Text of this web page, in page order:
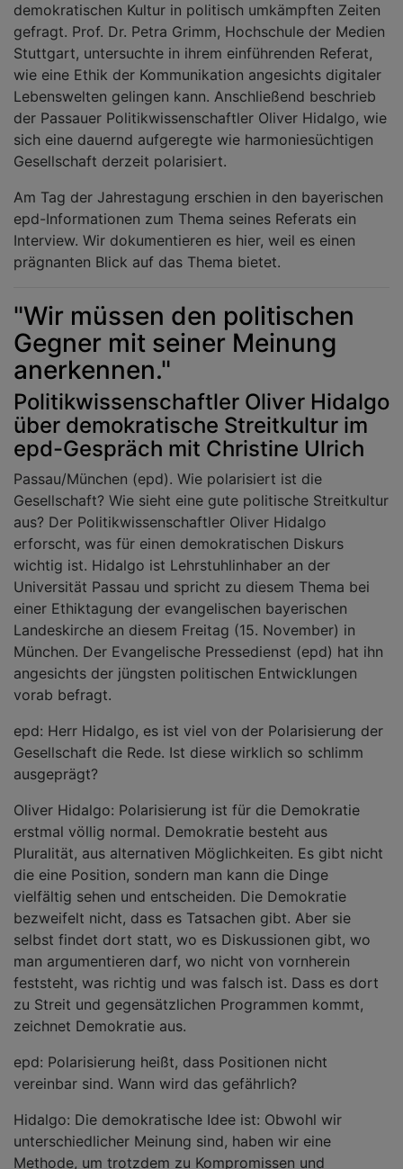
demokratischen Kultur in politisch umkämpften Zeiten
gefragt. Prof. Dr. Petra Grimm, Hochschule der Medien
Stuttgart, untersuchte in ihrem einführenden Referat,
wie eine Ethik der Kommunikation angesichts digitaler
Lebenswelten gelingen kann. Anschließend beschrieb
der Passauer Politikwissenschaftler Oliver Hidalgo, wie
sich eine dauernd aufgeregte wie harmoniesüchtigen
Gesellschaft derzeit polarisiert.
Am Tag der Jahrestagung erschien in den bayerischen
epd-Informationen zum Thema seines Referats ein
Interview. Wir dokumentieren es hier, weil es einen
prägnanten Blick auf das Thema bietet.
"Wir müssen den politischen
Gegner mit seiner Meinung
anerkennen."
Politikwissenschaftler Oliver Hidalgo
über demokratische Streitkultur im
epd-Gespräch mit Christine Ulrich
Passau/München (epd). Wie polarisiert ist die
Gesellschaft? Wie sieht eine gute politische Streitkultur
aus? Der Politikwissenschaftler Oliver Hidalgo
erforscht, was für einen demokratischen Diskurs
wichtig ist. Hidalgo ist Lehrstuhlinhaber an der
Universität Passau und spricht zu diesem Thema bei
einer Ethiktagung der evangelischen bayerischen
Landeskirche an diesem Freitag (15. November) in
München. Der Evangelische Pressedienst (epd) hat ihn
angesichts der jüngsten politischen Entwicklungen
vorab befragt.
epd: Herr Hidalgo, es ist viel von der Polarisierung der
Gesellschaft die Rede. Ist diese wirklich so schlimm
ausgeprägt?
Oliver Hidalgo: Polarisierung ist für die Demokratie
erstmal völlig normal. Demokratie besteht aus
Pluralität, aus alternativen Möglichkeiten. Es gibt nicht
die eine Position, sondern man kann die Dinge
vielfältig sehen und entscheiden. Die Demokratie
bezweifelt nicht, dass es Tatsachen gibt. Aber sie
selbst findet dort statt, wo es Diskussionen gibt, wo
man argumentieren darf, wo nicht von vornherein
feststeht, was richtig und was falsch ist. Dass es dort
zu Streit und gegensätzlichen Programmen kommt,
zeichnet Demokratie aus.
epd: Polarisierung heißt, dass Positionen nicht
vereinbar sind. Wann wird das gefährlich?
Hidalgo: Die demokratische Idee ist: Obwohl wir
unterschiedlicher Meinung sind, haben wir eine
Methode, um trotzdem zu Kompromissen und